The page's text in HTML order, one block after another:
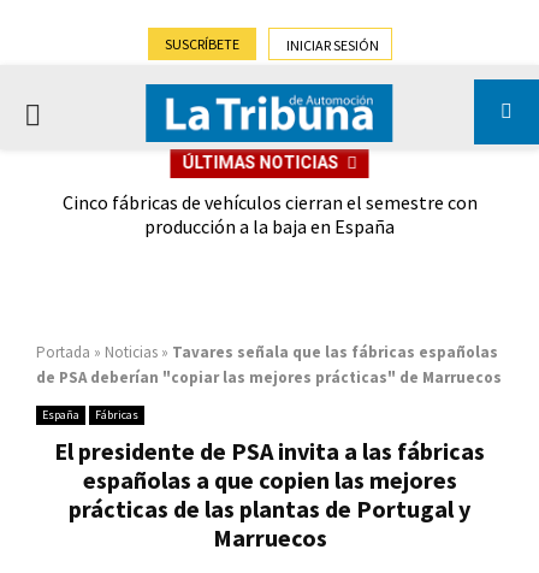
SUSCRÍBETE INICIAR SESIÓN
PRIMARY
ÚLTIMAS NOTICIAS
Cinco fábricas de vehículos cierran el semestre con
producción a la baja en España
Portada » Noticias » Tavares señala que las fábricas españolas
de PSA deberían "copiar las mejores prácticas" de Marruecos
España Fábricas
El presidente de PSA invita a las fábricas
españolas a que copien las mejores
prácticas de las plantas de Portugal y
Marruecos